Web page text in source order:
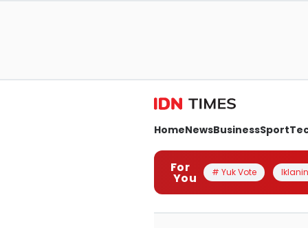
HomeNewsBusinessSport
For
You # Yuk Vote